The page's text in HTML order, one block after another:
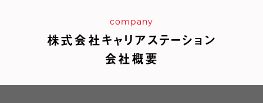
company
株式会社キャリアステーション
会社概要